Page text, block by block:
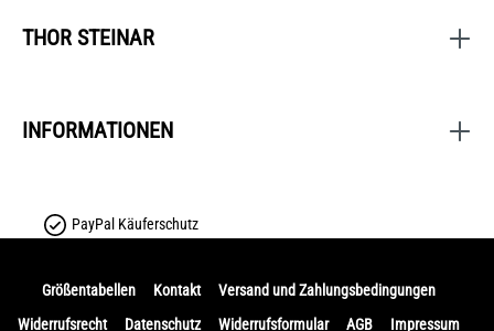
THOR STEINAR
INFORMATIONEN
PayPal Käuferschutz
Größentabellen Kontakt
Versand und Zahlungsbedingungen
Widerrufsrecht
Datenschutz Widerrufsformular AGB Impressum